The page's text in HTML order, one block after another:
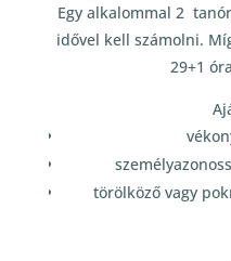
Egy alkalommal 2
idővel kell számolni.
29+1
törölköző vagy